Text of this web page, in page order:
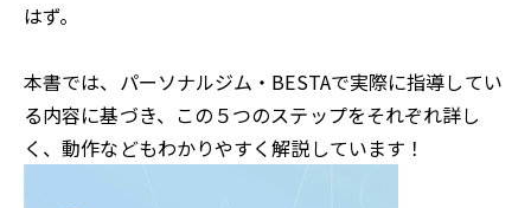
はず。
本書では、パーソナルジム・BESTAで実際に指導してい
る内容に基づき、この５つのステップをそれぞれ詳し
く、動作などもわかりやすく解説しています！